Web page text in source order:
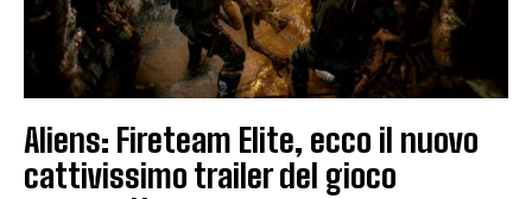
Aliens: Fireteam Elite, ecco il nuovo
cattivissimo trailer del gioco